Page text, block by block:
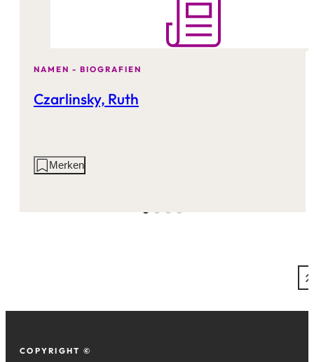
NAMEN - BIOGRAFIEN
Czarlinsky, Ruth
AktionenMerken
Fußzeile
COPYRIGHT ©